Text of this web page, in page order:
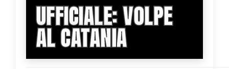
UFFICIALE: VOLPE
AL CATANIA